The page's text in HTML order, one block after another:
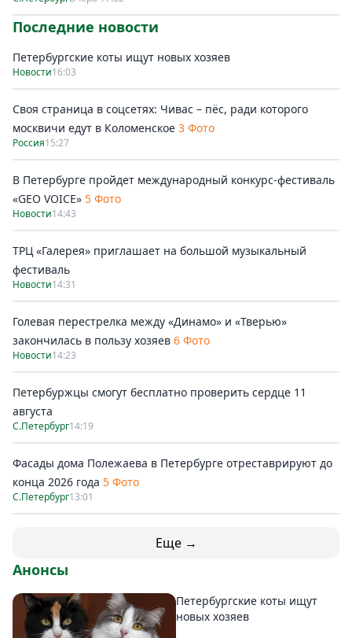
Последние новости
Петербургские коты ищут новых хозяев
Новости16:03
Своя страница в соцсетях: Чивас – пёс, ради которого
москвичи едут в Коломенское 3 Фото
Россия15:27
В Петербурге пройдет международный конкурс-фестиваль
«GEO VOICE» 5 Фото
Новости14:43
ТРЦ «Галерея» приглашает на большой музыкальный
фестиваль
Новости14:31
Голевая перестрелка между «Динамо» и «Тверью»
закончилась в пользу хозяев 6 Фото
Новости14:23
Петербуржцы смогут бесплатно проверить сердце 11
августа
С.Петербург14:19
Фасады дома Полежаева в Петербурге отреставрируют до
конца 2026 года 5 Фото
С.Петербург13:01
Еще →
Анонсы
Петербургские коты ищут
новых хозяев